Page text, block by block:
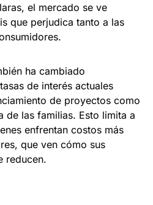
el mercado se ve
que perjudica tanto a las
ha cambiado
de interés actuales
de proyectos como
de las familias. Esto limita a
enfrentan costos más
que ven cómo sus
reducen.